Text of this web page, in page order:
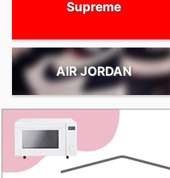
Supreme
AIR JORDAN